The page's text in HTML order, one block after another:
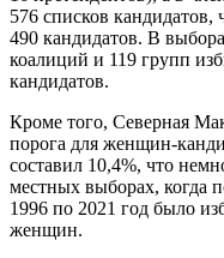
576 списков
490 кандидатов. В
коалиций и 119 групп
кандидатов.
Кроме того, Северная
порога для женщин-
составил 10,4%, что
местных выборах, когда
1996 по 2021 год было
женщин.